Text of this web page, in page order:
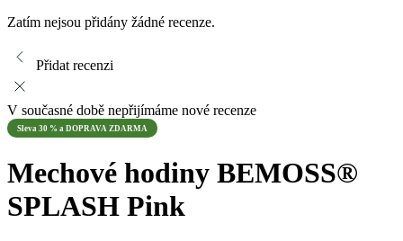
Zatím nejsou přidány žádné recenze.
Přidat recenzi
V současné době nepřijímáme nové recenze
Sleva 30 % a DOPRAVA ZDARMA
Mechové hodiny BEMOSS®
SPLASH Pink